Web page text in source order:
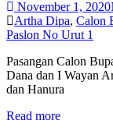
November 1, 2020
Artha Dipa, Calon
Paslon No Urut 1
Pasangan Calon
Dana dan I Wayan
dan Hanura
Read more